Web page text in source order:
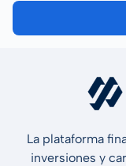
La plataforma
inversiones y